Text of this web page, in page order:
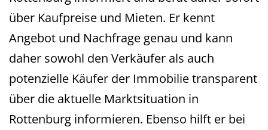
über Kaufpreise und Mieten. Er kennt
Angebot und Nachfrage genau und kann
daher sowohl den Verkäufer als auch
potenzielle Käufer der Immobilie transparent
über die aktuelle Marktsituation in
Rottenburg informieren. Ebenso hilft er bei